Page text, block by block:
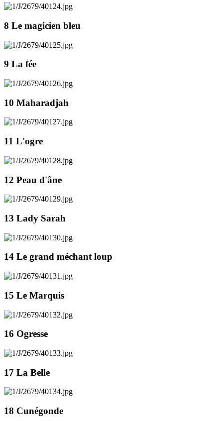
8 Le magicien bleu
9 La fée
10 Maharadjah
11 L'ogre
12 Peau d'âne
13 Lady Sarah
14 Le grand méchant loup
15 Le Marquis
16 Ogresse
17 La Belle
18 Cunégonde